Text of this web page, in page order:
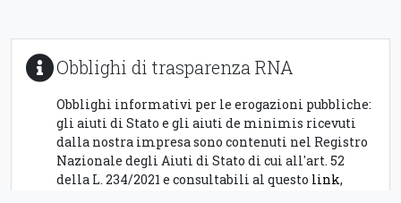
Obblighi di trasparenza RNA
Obblighi informativi per le erogazioni pubbliche:
gli aiuti di Stato e gli aiuti de minimis ricevuti
dalla nostra impresa sono contenuti nel Registro
Nazionale degli Aiuti di Stato di cui all'art. 52
della L. 234/2021 e consultabili al questo link,